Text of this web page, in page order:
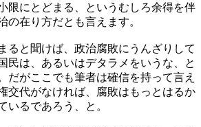
限にとどまる、というむしろ余得を伴
の在り方だとも言えます。
ると聞けば、政治腐敗にうんざりして
民は、あるいはデタラメをいうな、と
だがここでも筆者は確信を持って言え
交代がなければ、腐敗はもっとはるか
いるであろう、と。